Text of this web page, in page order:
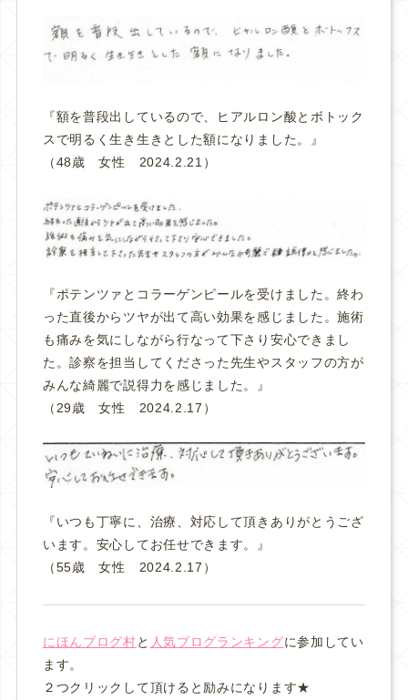
『額を普段出しているので、ヒアルロン酸とボトック
スで明るく生き生きとした額になりました。 』
（48歳 女性 2024.2.21）
『ポテンツァとコラーゲンピールを受けました。終わ
った直後からツヤが出て高い効果を感じました。施術
も痛みを気にしながら行なって下さり安心できまし
た。診察を担当してくださった先生やスタッフの方が
みんな綺麗で説得力を感じました。
』
（29歳 女性 2024.2.17）
『いつも丁寧に、治療、対応して頂きありがとうござ
います。安心してお任せできます。
』
（55歳 女性 2024.2.17）
にほんブログ村と 人気ブログランキングに参加してい
ます。
２つクリックして頂けると励みになります★